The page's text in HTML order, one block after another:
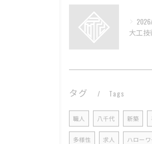
タグ Tags
職人 八千代 新築
多様性 求人 ハローワ